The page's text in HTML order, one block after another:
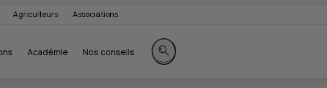
Agriculteurs Associations
Académie Nos conseils
Rechercher sur le site